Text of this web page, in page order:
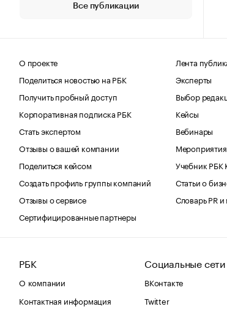
Все публикации
О проекте
Поделиться новостью на РБК
Получить пробный доступ
Корпоративная подписка РБК
Стать экспертом
Отзывы о вашей компании
Поделиться кейсом
Создать профиль группы компаний
Отзывы о сервисе
Сертифицированные партнеры
Лента
Эксперты
Выбор
Кейсы
Вебинары
Мероприятия
Учебник РБК
Статьи о
Словарь PR
РБК
О компании
Контактная информация
Социальные сети
ВКонтакте
Twitter